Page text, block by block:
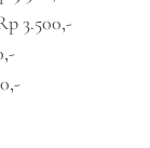
3.500,-